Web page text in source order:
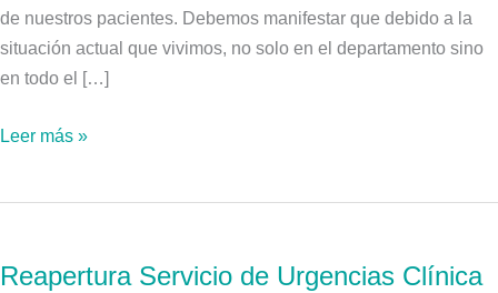
de nuestros pacientes. Debemos manifestar que debido a la
situación actual que vivimos, no solo en el departamento sino
en todo el […]
Leer más »
Reapertura Servicio de Urgencias Clínica
de